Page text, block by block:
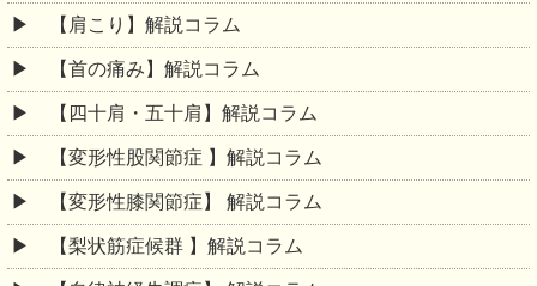
【肩こり】解説コラム
【首の痛み】解説コラム
【四十肩・五十肩】解説コラム
【変形性股関節症 】解説コラム
【変形性膝関節症】 解説コラム
【梨状筋症候群 】解説コラム